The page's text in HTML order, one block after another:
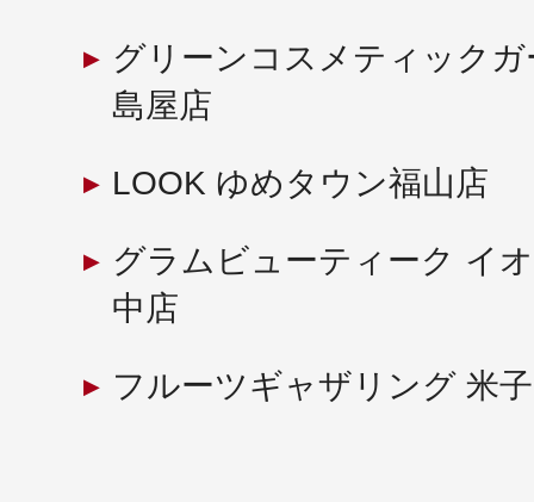
グリーンコスメティック
島屋店
LOOK ゆめタウン福山店
グラムビューティーク イ
中店
フルーツギャザリング 米